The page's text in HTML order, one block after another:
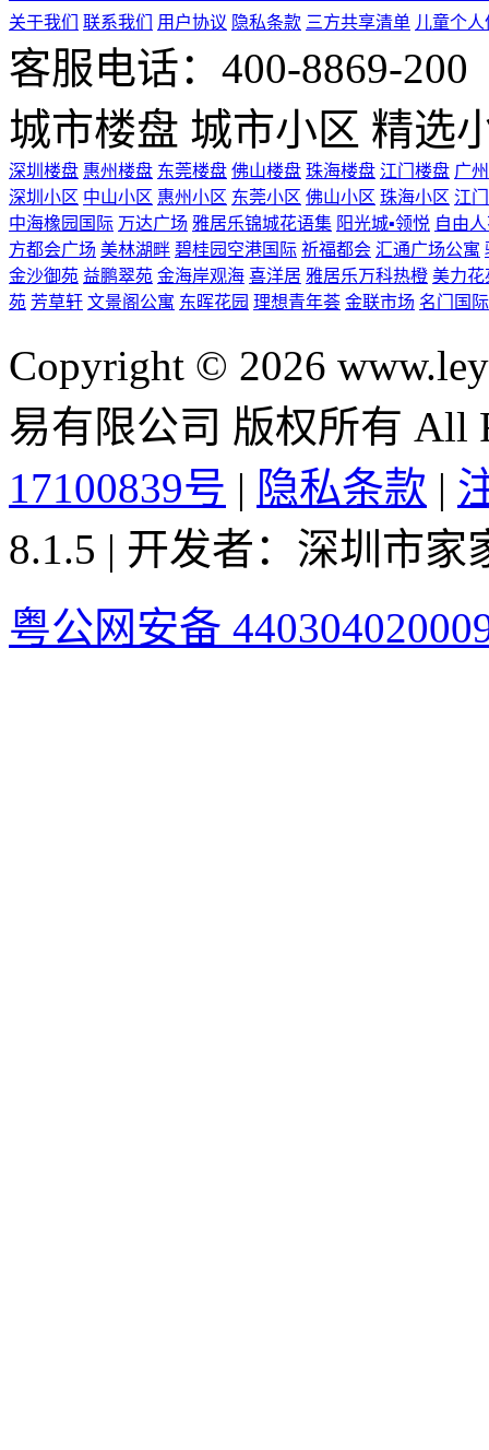
关于我们 联系我们 用户协议 隐私条款 三方共享清单 儿童个
客服电话：400-8869-200
城市楼盘 城市小区 精选
深圳楼盘 惠州楼盘 东莞楼盘 佛山楼盘 珠海楼盘 江门楼盘 广
深圳小区 中山小区 惠州小区 东莞小区 佛山小区 珠海小区 江
中海橡园国际 万达广场 雅居乐锦城花语集 阳光城▪领悦 自由
方都会广场 美林湖畔 碧桂园空港国际 祈福都会 汇通广场公寓
金沙御苑 益鹏翠苑 金海岸观海 喜洋居 雅居乐万科热橙 美力花
苑 芳草轩 文景阁公寓 东晖花园 理想青年荟 金联市场 名门国
Copyright © 2026
易有限公司 版权所有 All
17100839号 | 隐私条款 |
8.1.5 | 开发者：深圳市
粤公网安备